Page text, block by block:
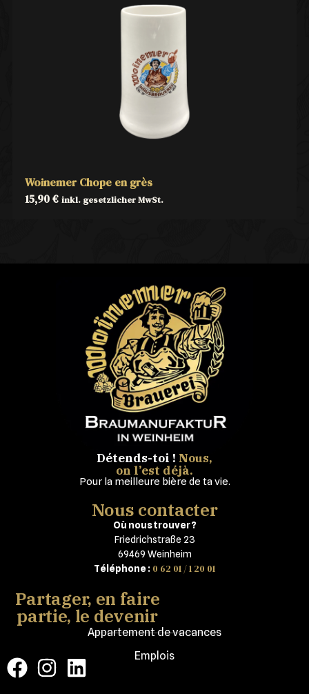
Woinemer Chope en grès
15,90€ inkl. gesetzlicher MwSt.
Détends-toi ! Nous,
on l’est déjà.
Pour la meilleure bière de ta vie.
Nous contacter
Où nous trouver ?
Friedrichstraße 23
69469 Weinheim
Téléphone : 0 62 01 / 1 20 01
Partager, en faire
partie, le devenir
Appartement de vacances
Emplois